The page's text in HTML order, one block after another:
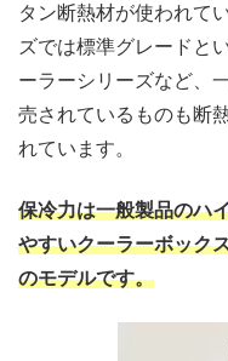
タン断熱材が使われて
ズでは標準グレードと
ーラーシリーズなど、
売されているものも断
れています。
保冷力は一般製品のハ
やすいクーラーボック
のモデルです。